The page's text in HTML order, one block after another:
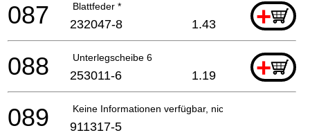
Blattfeder * +
087 232047-8 1.43
Unterlegscheibe 6 +
088 253011-6 1.19
Keine Informationen verfügbar, nicht bestellbar
089 911317-5